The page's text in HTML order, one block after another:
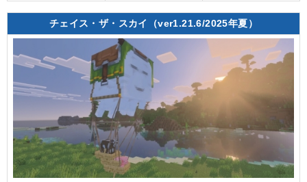
チェイス・ザ・スカイ（ver1.21.6/2025年夏）